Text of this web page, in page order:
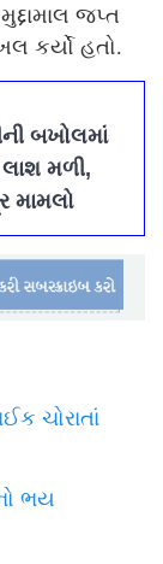
જપ્ત
કર્યો હતો.
બખોલમાં
મળી,
મામલો
ચોરાતાં
ભય